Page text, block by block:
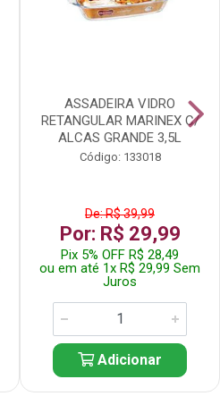
ASSADEIRA VIDRO
RETANGULAR MARINEX C/
ALCAS GRANDE 3,5L
Código: 133018
De: R$ 39,99
Por: R$ 29,99
Pix 5% OFF R$ 28,49
ou em até 1x R$ 29,99 Sem
Juros
Adicionar